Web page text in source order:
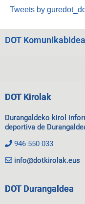
Tweets by
DOT
DOT Kirolak
Durangaldeko kirol
deportiva de
946 550 033
info@dotkirolak.eus
DOT Durangaldea